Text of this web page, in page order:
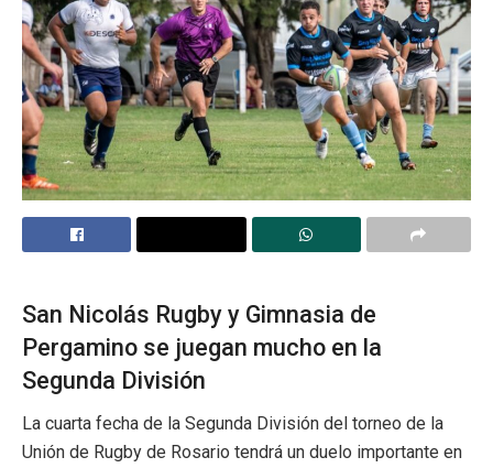
San Nicolás Rugby y Gimnasia de
Pergamino se juegan mucho en la
Segunda División
La cuarta fecha de la Segunda División del torneo de la
Unión de Rugby de Rosario tendrá un duelo importante en